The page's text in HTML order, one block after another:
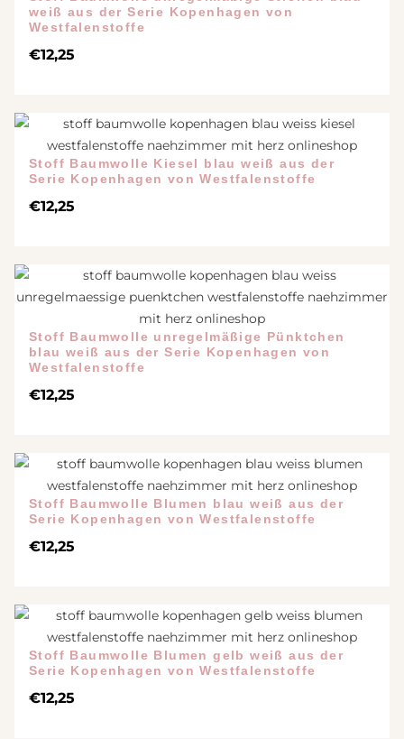
weiß aus der Serie Kopenhagen von
Westfalenstoffe
€12,25
Stoff Baumwolle Kiesel blau weiß aus der
Serie Kopenhagen von Westfalenstoffe
€12,25
Stoff Baumwolle unregelmäßige Pünktchen
blau weiß aus der Serie Kopenhagen von
Westfalenstoffe
€12,25
Stoff Baumwolle Blumen blau weiß aus der
Serie Kopenhagen von Westfalenstoffe
€12,25
Stoff Baumwolle Blumen gelb weiß aus der
Serie Kopenhagen von Westfalenstoffe
€12,25